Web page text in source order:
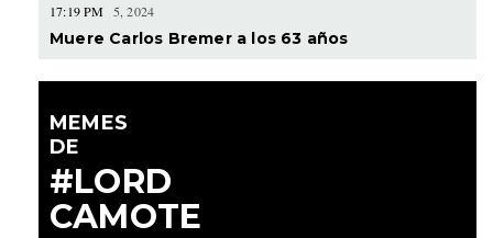
17:19 PM 5, 2024
Muere Carlos Bremer a los 63 años
MEMES
DE
#LORD
CAMOTE